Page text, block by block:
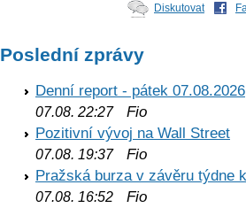
Diskutovat
Poslední zprávy
Denní report - pátek 07.08.2026
07.08. 22:27Fio
Pozitivní vývoj na Wall Street
07.08. 19:37Fio
Pražská burza v závěru týdne
07.08. 16:52 Fio